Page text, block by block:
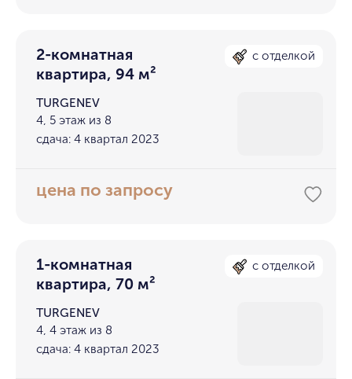
2-комнатная
квартира, 94 м²
с отделкой
TURGENEV
4, 5 этаж из 8
сдача: 4 квартал 2023
цена по запросу
1-комнатная
квартира, 70 м²
с отделкой
TURGENEV
4, 4 этаж из 8
сдача: 4 квартал 2023